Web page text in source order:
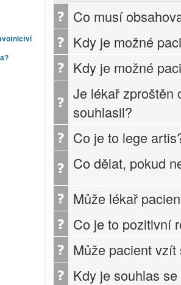
Co musí
Kdy je možné
Kdy je možné
Je lékař zproštěn
souhlasil?
Co je to lege
Co dělat, pokud
Může lékař
Co je to pozitivní
Může pacient
Kdy je souhlas